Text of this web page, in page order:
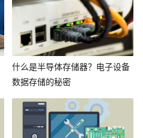
什么是半导体存储器？电子设备
数据存储的秘密